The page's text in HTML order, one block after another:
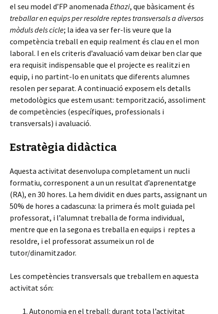
el seu model d’FP anomenada Ethazi, que bàsicament és
treballar en equips per resoldre reptes transversals a diversos
mòduls dels cicle; la idea va ser fer-lis veure que la
competència treball en equip realment és clau en el mon
laboral. I en els criteris d’avaluació vam deixar ben clar que
era requisit indispensable que el projecte es realitzi en
equip, i no partint-lo en unitats que diferents alumnes
resolen per separat. A continuació exposem els detalls
metodològics que estem usant: temporització, assoliment
de competències (específiques, professionals i
transversals) i avaluació.
Estratègia didàctica
Aquesta activitat desenvolupa completament un nucli
formatiu, corresponent a un un resultat d’aprenentatge
(RA), en 30 hores. La hem dividit en dues parts, assignant un
50% de hores a cadascuna: la primera és molt guiada pel
professorat, i l’alumnat treballa de forma individual,
mentre que en la segona es treballa en equips i reptes a
resoldre, i el professorat assumeix un rol de
tutor/dinamitzador.
Les competències transversals que treballem en aquesta
activitat són:
Autonomia en el treball: durant tota l’activitat